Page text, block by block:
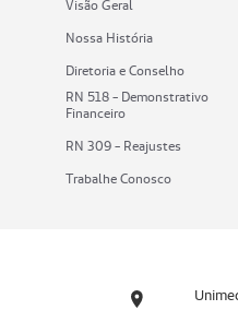
Visão Geral
Nossa História
Diretoria e Conselho
RN 518 - Demonstrativo
Financeiro
RN 309 - Reajustes
Trabalhe Conosco